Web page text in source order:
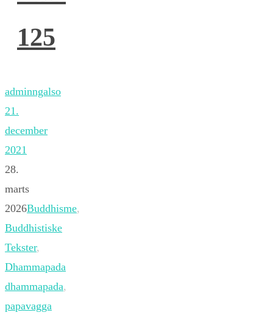
125
adminngalso
21.
december
2021
28.
marts
2026Buddhisme,
Buddhistiske
Tekster,
Dhammapada
dhammapada,
papavagga